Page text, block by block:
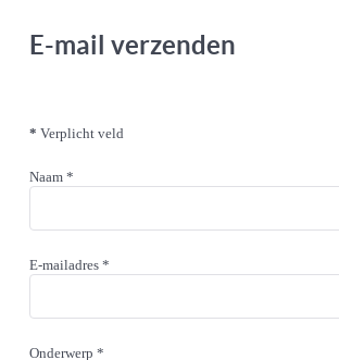
E-mail verzenden
* Verplicht veld
Naam *
E-mailadres *
Onderwerp *